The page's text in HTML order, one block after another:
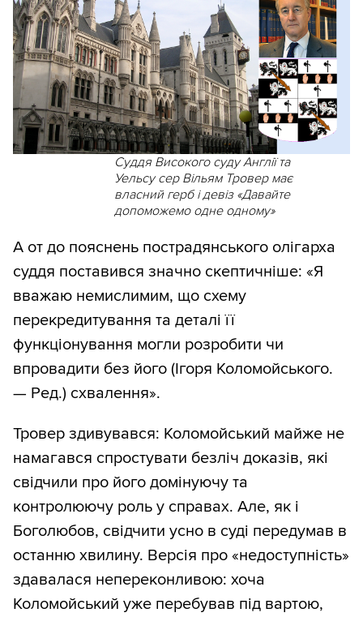
Суддя Високого суду Англії та
Уельсу сер Вільям Тровер має
власний герб і девіз «Давайте
допоможемо одне одному»
А от до пояснень пострадянського олігарха
суддя поставився значно скептичніше: «Я
вважаю немислимим, що схему
перекредитування та деталі її
функціонування могли розробити чи
впровадити без його (Ігоря Коломойського.
— Ред.) схвалення».
Тровер здивувався: Коломойський майже не
намагався спростувати безліч доказів, які
свідчили про його домінуючу та
контролюючу роль у справах. Але, як і
Боголюбов, свідчити усно в суді передумав в
останню хвилину. Версія про «недоступність»
здавалася непереконливою: хоча
Коломойський уже перебував під вартою,